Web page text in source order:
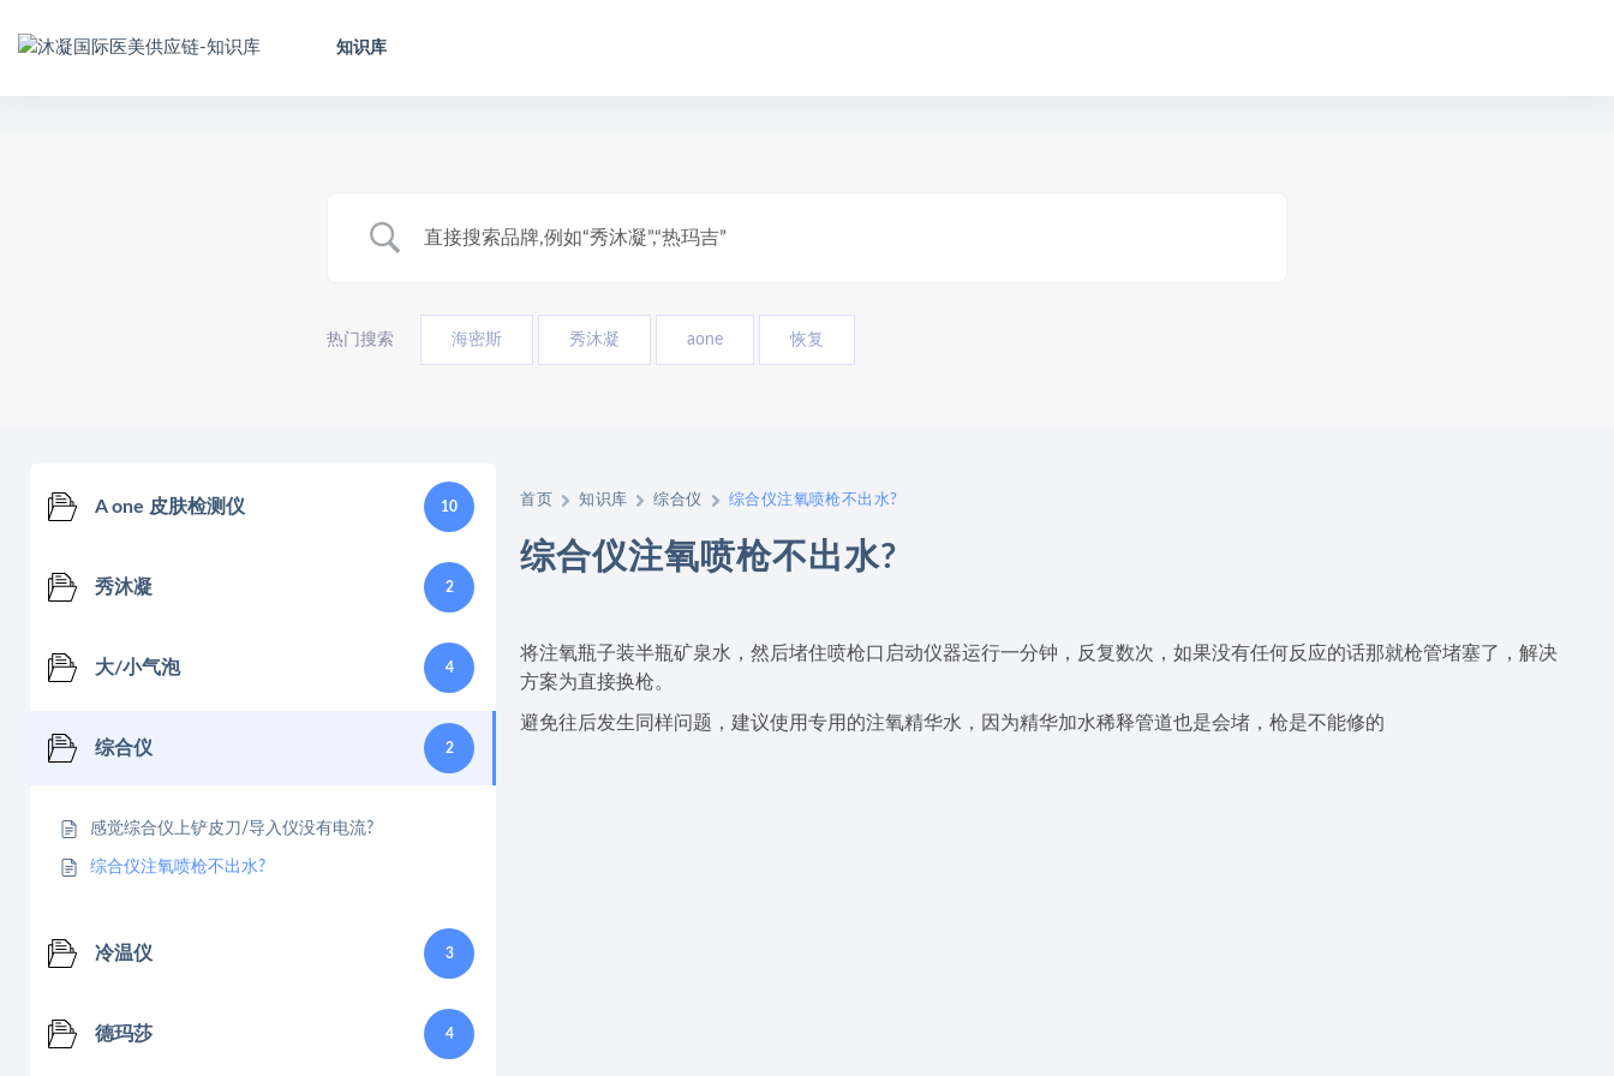
知识库
热门搜索 海密斯 秀沐凝 aone 恢复
A one 皮肤检测仪 10
秀沐凝 2
大/小气泡 4
综合仪 2
感觉综合仪上铲皮刀/导入仪没有电流?
综合仪注氧喷枪不出水?
冷温仪 3
德玛莎 4
首页 知识库 综合仪 综合仪注氧喷枪不出水?
综合仪注氧喷枪不出水?
将注氧瓶子装半瓶矿泉水，然后堵住喷枪口启动仪器运行一分钟，反复数次，如果没有任何反应的话那就枪管堵塞了，解决
方案为直接换枪。
避免往后发生同样问题，建议使用专用的注氧精华水，因为精华加水稀释管道也是会堵，枪是不能修的